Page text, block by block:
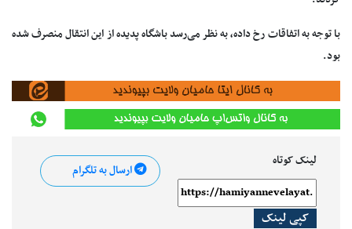
با توجه به اتفاقات رخ داده، به نظر می‌رسد باشگاه پدیده از این انتقال منصرف شده
بود.
لینک کوتاه
کپی لینک
ارسال به تلگرام